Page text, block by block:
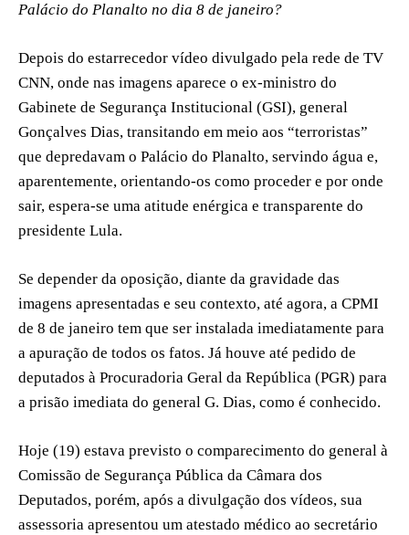
Palácio do Planalto no dia 8 de janeiro?
Depois do estarrecedor vídeo divulgado pela rede de TV
CNN, onde nas imagens aparece o ex-ministro do
Gabinete de Segurança Institucional (GSI), general
Gonçalves Dias, transitando em meio aos “terroristas”
que depredavam o Palácio do Planalto, servindo água e,
aparentemente, orientando-os como proceder e por onde
sair, espera-se uma atitude enérgica e transparente do
presidente Lula.
Se depender da oposição, diante da gravidade das
imagens apresentadas e seu contexto, até agora, a CPMI
de 8 de janeiro tem que ser instalada imediatamente para
a apuração de todos os fatos. Já houve até pedido de
deputados à Procuradoria Geral da República (PGR) para
a prisão imediata do general G. Dias, como é conhecido.
Hoje (19) estava previsto o comparecimento do general à
Comissão de Segurança Pública da Câmara dos
Deputados, porém, após a divulgação dos vídeos, sua
assessoria apresentou um atestado médico ao secretário